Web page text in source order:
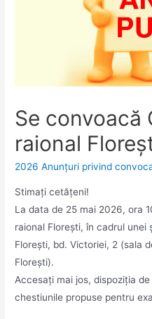
Se convoacă
raional
2026 Anunțuri privind
Stimaţi cetăţeni!
La data de 25 mai 2026, ora
raional Floreşti, în cadrul unei
Floreşti, bd. Victoriei, 2 (sala
Florești).
Accesaţi mai jos, dispoziția
chestiunile propuse pentru